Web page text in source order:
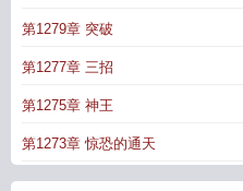
第1279章 突破
第1277章 三招
第1275章 神王
第1273章 惊恐的通天